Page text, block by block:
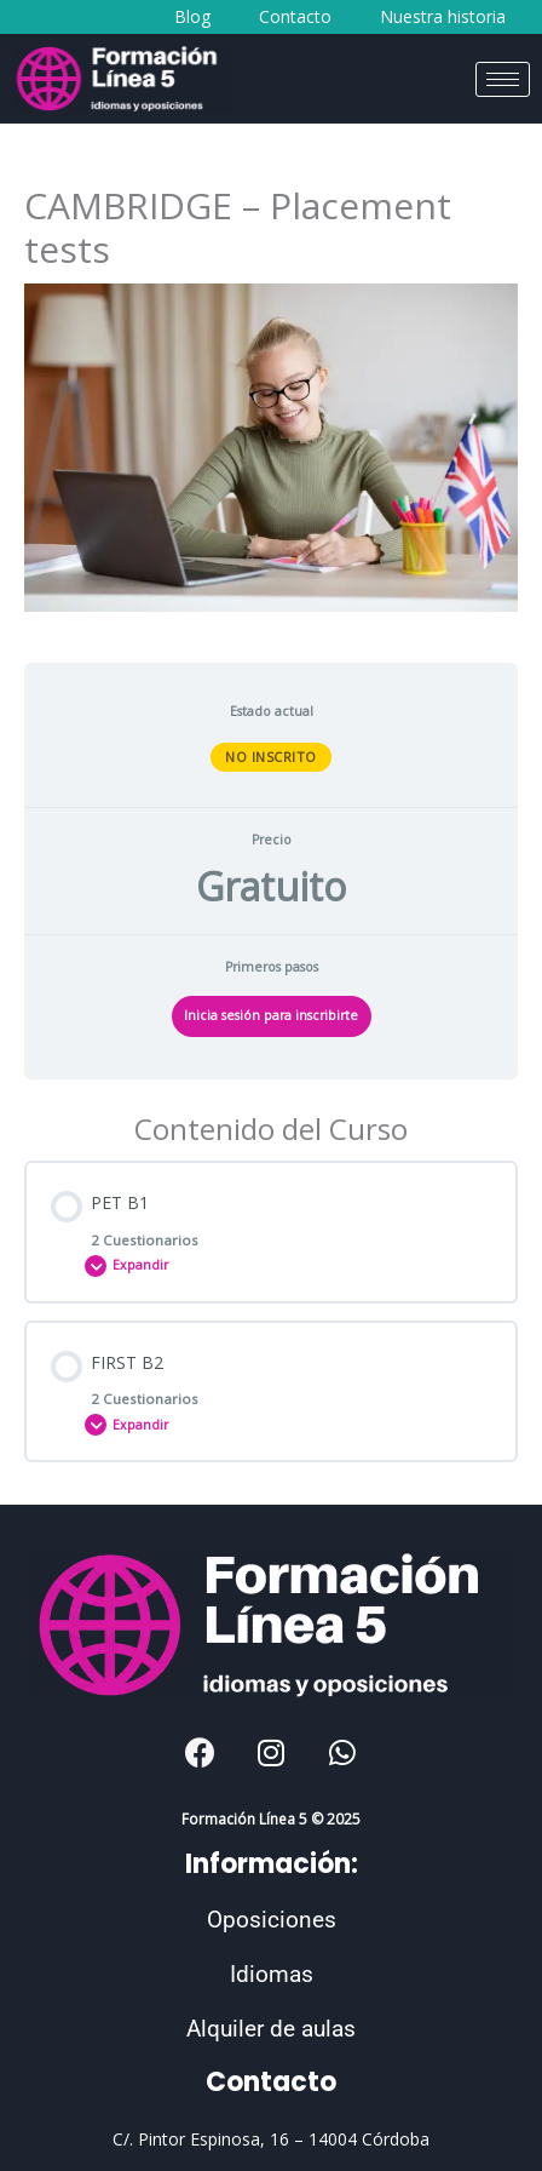
contenido
Blog Contacto Nuestra historia
CAMBRIDGE – Placement
tests
Estado actual
NO INSCRITO
Precio
Gratuito
Primeros pasos
Inicia sesión para inscribirte
Contenido del Curso
PET B1
2 Cuestionarios
Expandir
FIRST B2
2 Cuestionarios
Expandir
Contenido de la Lección
Reading 1
Listening 1
F
a
e
b
o
o
I
n
t
a
g
r
m
W
h
t
s
a
Formación Línea 5 © 2025
Información:
Oposiciones
Idiomas
Alquiler de aulas
Contacto
C/. Pintor Espinosa, 16 – 14004 Córdoba